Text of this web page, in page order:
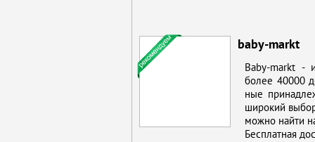
baby-markt
Baby-markt -
бо­лее 40000
ные
ши­ро­кий
мож­но най­ти
Бес­плат­ная